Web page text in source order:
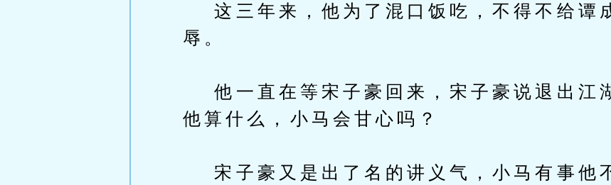
这三年来，他为了混口饭吃，不得不给谭
辱。
他一直在等宋子豪回来，宋子豪说退出江
他算什么，小马会甘心吗？
宋子豪又是出了名的讲义气，小马有事他